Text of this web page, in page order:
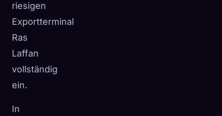
riesigen
Exportterminal
Ras
Laffan
vollständig
ein.
In